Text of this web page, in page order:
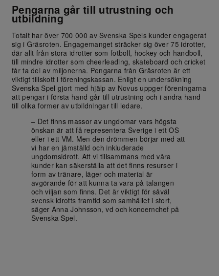
Pengarna går till utrustning och
utbildning
Totalt har över 700 000 av Svenska Spels kunder engagerat
sig i Gräsroten. Engagemanget sträcker sig över 75 idrotter,
där allt från stora idrotter som fotboll, hockey och handboll,
till mindre idrotter som cheerleading, skateboard och cricket
får ta del av miljonerna. Pengarna från Gräsroten är ett
viktigt tillskott i föreningskassan. Enligt en undersökning
Svenska Spel gjort med hjälp av Novus uppger föreningarna
att pengar i första hand går till utrustning och i andra hand
till olika former av utbildningar till ledare.
– Det finns massor av ungdomar vars högsta
önskan är att få representera Sverige i ett OS
eller i ett VM. Men den drömmen börjar med att
vi har en jämställd och inkluderade
ungdomsidrott. Att vi tillsammans med våra
kunder kan säkerställa att det finns resurser i
form av tränare, läger och material är
avgörande för att kunna ta vara på talangen
och viljan som finns. Det är viktigt för såväl
svensk idrotts framtid som samhället i stort,
säger Anna Johnsson, vd och koncernchef på
Svenska Spel.